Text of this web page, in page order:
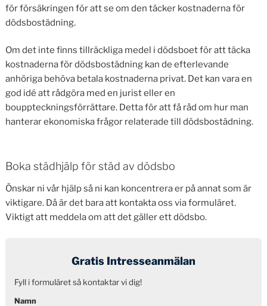
för försäkringen för att se om den täcker kostnaderna för
dödsbostädning.
Om det inte finns tillräckliga medel i dödsboet för att täcka
kostnaderna för dödsbostädning kan de efterlevande
anhöriga behöva betala kostnaderna privat. Det kan vara en
god idé att rådgöra med en jurist eller en
bouppteckningsförrättare. Detta för att få råd om hur man
hanterar ekonomiska frågor relaterade till dödsbostädning.
Boka städhjälp för städ av dödsbo
Önskar ni vår hjälp så ni kan koncentrera er på annat som är
viktigare. Då är det bara att kontakta oss via formuläret.
Viktigt att meddela om att det gäller ett dödsbo.
Gratis Intresseanmälan
Fyll i formuläret så kontaktar vi dig!
Namn